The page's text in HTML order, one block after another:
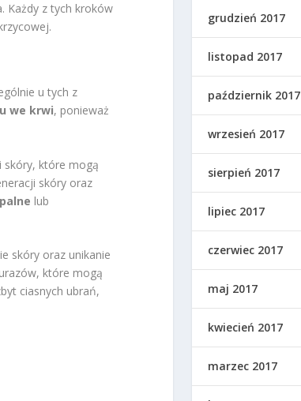
Każdy z tych kroków
u tych z
we krwi, ponieważ
skóry, które mogą
skóry oraz
lub
skóry oraz unikanie
które mogą
ciasnych ubrań,
grudzień 2017
listopad 2017
październik 2017
wrzesień 2017
sierpień 2017
lipiec 2017
czerwiec 2017
maj 2017
kwiecień 2017
marzec 2017